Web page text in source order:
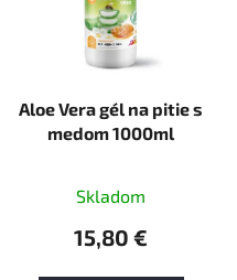
Aloe Vera gél na pitie s
medom 1000ml
Skladom
15,80 €